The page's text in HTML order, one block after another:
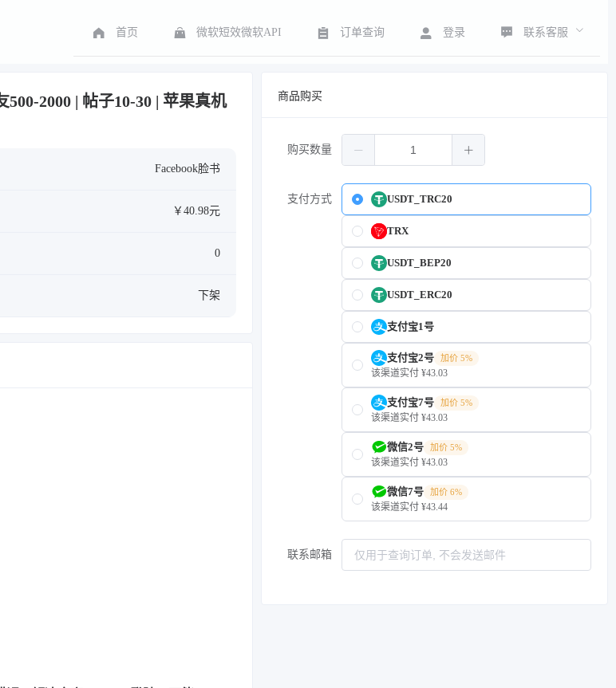
首页 微软短效微软API 订单查询 登录 联系客服
2000 | 帖子10-30 | 苹果真机
Facebook脸书
￥40.98元
0
下架
商品购买
购买数量
支付方式 USDT_TRC20
TRX
USDT_BEP20
USDT_ERC20
支付宝1号
支付宝2号 加价 5%
该渠道实付 ¥43.03
支付宝7号 加价 5%
该渠道实付 ¥43.03
微信2号 加价 5%
该渠道实付 ¥43.03
微信7号 加价 6%
该渠道实付 ¥43.44
联系邮箱